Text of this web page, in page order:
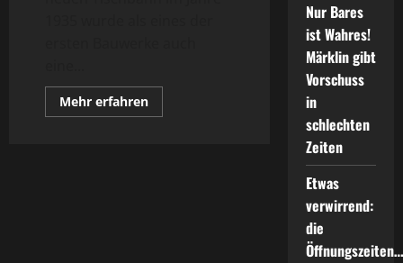
Mehr erfahrenMehr
Informationen
Nur Bares
ist Wahres!
Märklin gibt
Vorschuss
in
schlechten
Zeiten
Etwas
verwirrend:
die
Öffnungszeiten…